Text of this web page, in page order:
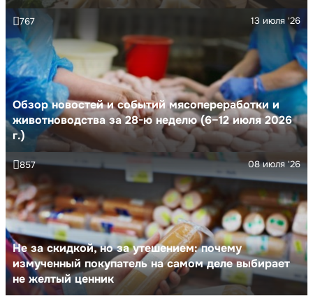
Обзор новостей и событий мясопереработки и
животноводства за 28-ю неделю (6–12 июля 2026
г.)
13 июля '26
767
Не за скидкой, но за утешением: почему
измученный покупатель на самом деле выбирает
не желтый ценник
08 июля '26
857